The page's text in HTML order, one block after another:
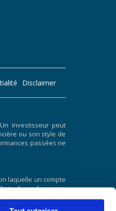
Disclaimer
investisseur peut
ou son style de
passées ne
laquelle un compte
de performance
est qu’ils sont
ne peut